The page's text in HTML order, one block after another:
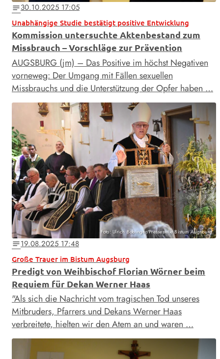
notes30.10.2025 17:05
Unabhängige Studie bestätigt positive Entwicklung
Kommission untersuchte Aktenbestand zum
Missbrauch – Vorschläge zur Prävention
AUGSBURG (jm) – Das Positive im höchst Negativen
vorneweg: Der Umgang mit Fällen sexuellen
Missbrauchs und die Unterstützung der Opfer haben …
Foto: Ulrich Bobinger/Pressestelle Bistum Augsburg
notes19.08.2025 17:48
Große Trauer im Bistum Augsburg
Predigt von Weihbischof Florian Wörner beim
Requiem für Dekan Werner Haas
"Als sich die Nachricht vom tragischen Tod unseres
Mitbruders, Pfarrers und Dekans Werner Haas
verbreitete, hielten wir den Atem an und waren …